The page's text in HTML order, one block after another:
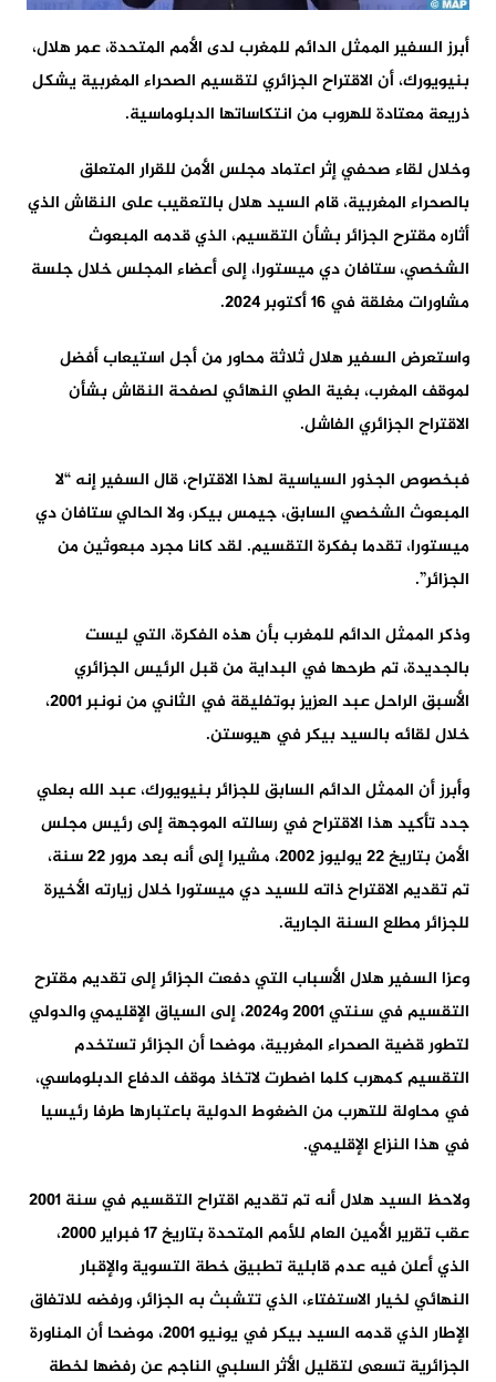
أبرز السفير الممثل الدائم للمغرب لدى الأمم المتحدة، عمر هلال،
بنيويورك، أن الاقتراح الجزائري لتقسيم الصحراء المغربية يشكل
ذريعة معتادة للهروب من انتكاساتها الدبلوماسية.
وخلال لقاء صحفي إثر اعتماد مجلس الأمن للقرار المتعلق
بالصحراء المغربية، قام السيد هلال بالتعقيب على النقاش الذي
أثاره مقترح الجزائر بشأن التقسيم، الذي قدمه المبعوث
الشخصي، ستافان دي ميستورا، إلى أعضاء المجلس خلال جلسة
مشاورات مغلقة في 16 أكتوبر 2024.
واستعرض السفير هلال ثلاثة محاور من أجل استيعاب أفضل
لموقف المغرب، بغية الطي النهائي لصفحة النقاش بشأن
الاقتراح الجزائري الفاشل.
فبخصوص الجذور السياسية لهذا الاقتراح، قال السفير إنه “لا
المبعوث الشخصي السابق، جيمس بيكر، ولا الحالي ستافان دي
ميستورا، تقدما بفكرة التقسيم. لقد كانا مجرد مبعوثين من
الجزائر”.
وذكر الممثل الدائم للمغرب بأن هذه الفكرة، التي ليست
بالجديدة، تم طرحها في البداية من قبل الرئيس الجزائري
الأسبق الراحل عبد العزيز بوتفليقة في الثاني من نونبر 2001،
خلال لقائه بالسيد بيكر في هيوستن.
وأبرز أن الممثل الدائم السابق للجزائر بنيويورك، عبد الله بعلي
جدد تأكيد هذا الاقتراح في رسالته الموجهة إلى رئيس مجلس
الأمن بتاريخ 22 يوليوز 2002، مشيرا إلى أنه بعد مرور 22 سنة،
تم تقديم الاقتراح ذاته للسيد دي ميستورا خلال زيارته الأخيرة
للجزائر مطلع السنة الجارية.
وعزا السفير هلال الأسباب التي دفعت الجزائر إلى تقديم مقترح
التقسيم في سنتي 2001 و2024، إلى السياق الإقليمي والدولي
لتطور قضية الصحراء المغربية، موضحا أن الجزائر تستخدم
التقسيم كمهرب كلما اضطرت لاتخاذ موقف الدفاع الدبلوماسي،
في محاولة للتهرب من الضغوط الدولية باعتبارها طرفا رئيسيا
في هذا النزاع الإقليمي.
ولاحظ السيد هلال أنه تم تقديم اقتراح التقسيم في سنة 2001
عقب تقرير الأمين العام للأمم المتحدة بتاريخ 17 فبراير 2000،
الذي أعلن فيه عدم قابلية تطبيق خطة التسوية والإقبار
النهائي لخيار الاستفتاء، الذي تتشبث به الجزائر، ورفضه للاتفاق
الإطار الذي قدمه السيد بيكر في يونيو 2001، موضحا أن المناورة
الجزائرية تسعى لتقليل الأثر السلبي الناجم عن رفضها لخطة